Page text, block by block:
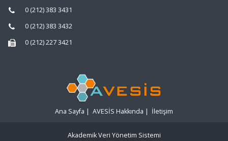
0 (212) 383 3431
0 (212) 383 3432
0 (212) 227 3421
Ana Sayfa | AVESİS Hakkında | İletişim
Akademik Veri Yönetim Sistemi